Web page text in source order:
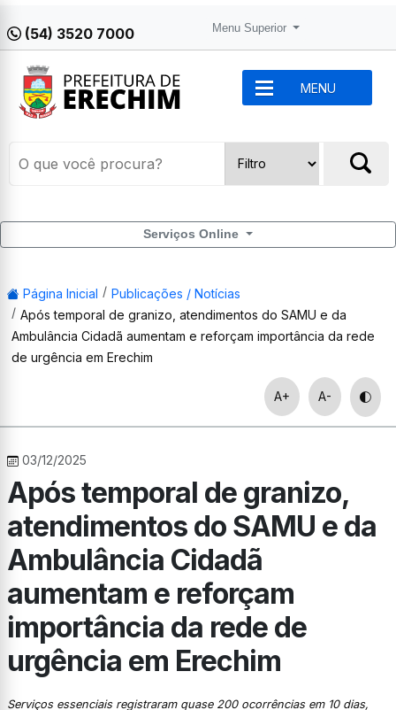
(54) 3520 7000 Menu Superior
MENU
Serviços Online
Página Inicial
Publicações / Notícias
Após temporal de granizo, atendimentos do SAMU e da
Ambulância Cidadã aumentam e reforçam importância da rede
de urgência em Erechim
A+ A-
03/12/2025
Após temporal de granizo,
atendimentos do SAMU e da
Ambulância Cidadã
aumentam e reforçam
importância da rede de
urgência em Erechim
Serviços essenciais registraram quase 200 ocorrências em 10 dias,